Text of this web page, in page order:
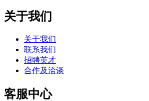
关于我们
关于我们
联系我们
招聘英才
合作及洽谈
客服中心